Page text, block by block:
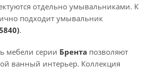
отдельно умывальниками. К
подходит умывальник
).
мебели серии Брента позволяют
ванный интерьер. Коллекция